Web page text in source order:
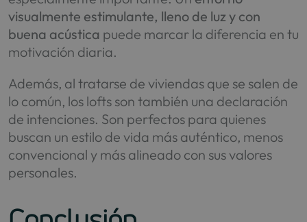
visualmente estimulante, lleno de luz y con
buena acústica puede marcar la diferencia en tu
motivación diaria.
Además, al tratarse de viviendas que se salen de
lo común, los lofts son también una declaración
de intenciones. Son perfectos para quienes
buscan un estilo de vida más auténtico, menos
convencional y más alineado con sus valores
personales.